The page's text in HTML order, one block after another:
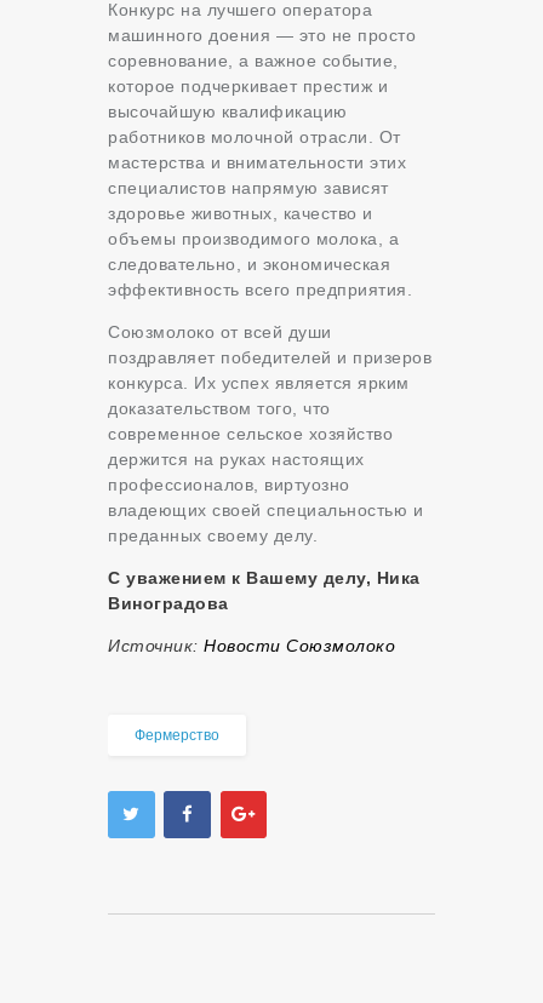
Конкурс на лучшего оператора
машинного доения — это не просто
соревнование, а важное событие,
которое подчеркивает престиж и
высочайшую квалификацию
работников молочной отрасли. От
мастерства и внимательности этих
специалистов напрямую зависят
здоровье животных, качество и
объемы производимого молока, а
следовательно, и экономическая
эффективность всего предприятия.
Союзмолоко от всей души
поздравляет победителей и призеров
конкурса. Их успех является ярким
доказательством того, что
современное сельское хозяйство
держится на руках настоящих
профессионалов, виртуозно
владеющих своей специальностью и
преданных своему делу.
С уважением к Вашему делу, Ника
Виноградова
Источник: Новости Союзмолоко
Фермерство